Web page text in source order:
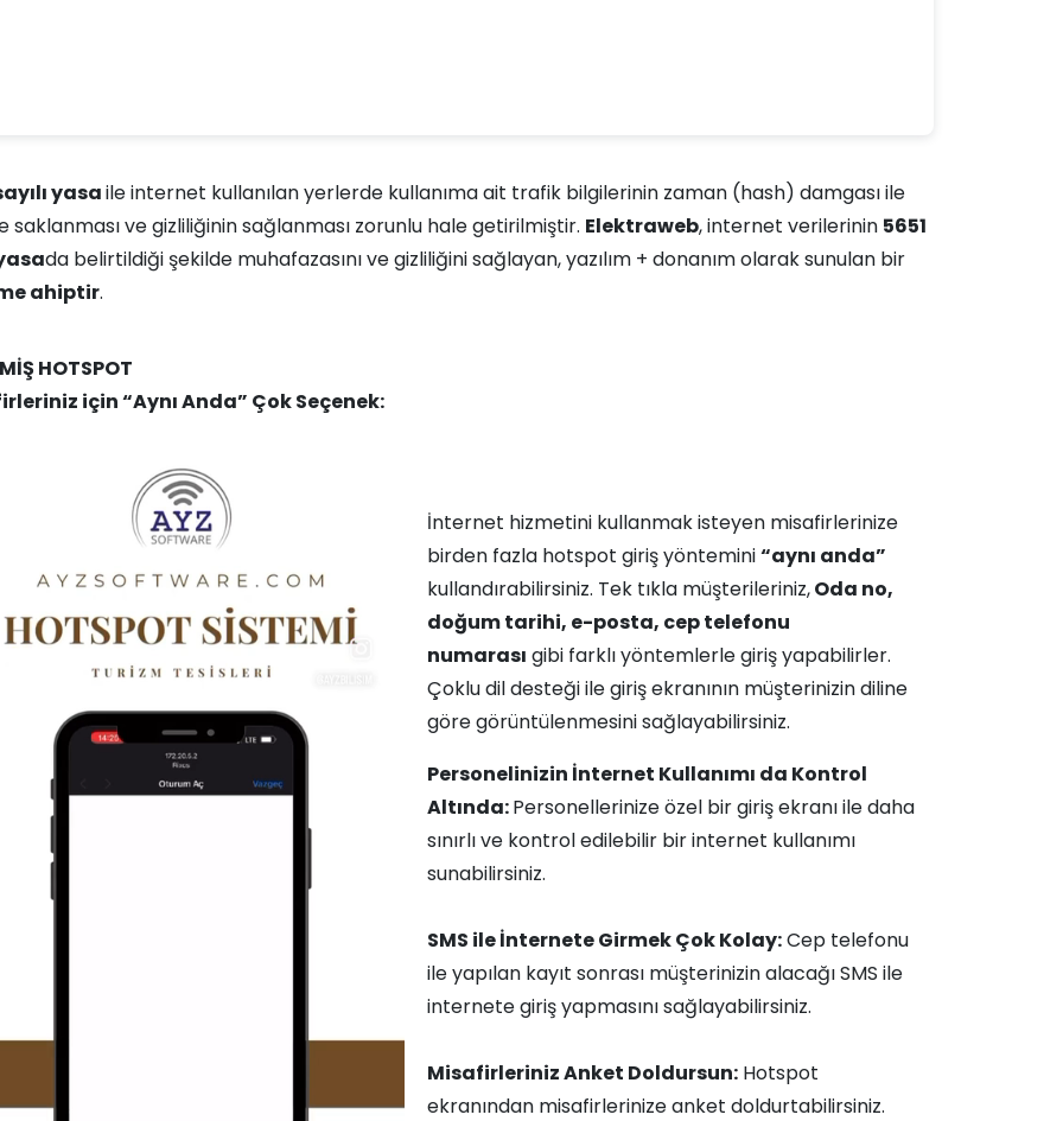
yasaile internet kullanılan yerlerde kullanıma ait trafik bilgilerinin zaman (hash) damgası ile
saklanması ve gizliliğinin sağlanması zorunlu hale getirilmiştir. Elektraweb, internet verilerinin 5651
da belirtildiği şekilde muhafazasını ve gizliliğini sağlayan, yazılım + donanım olarak sunulan bir
ahiptir.
HOTSPOT
için “Aynı Anda” Çok Seçenek:
İnternet hizmetini kullanmak isteyen misafirlerinize
birden fazla hotspot giriş yöntemini“aynı anda”
kullandırabilirsiniz. Tek tıkla müşterileriniz,Oda no,
doğum tarihi, e-posta, cep telefonu
numarası gibi farklı yöntemlerle giriş yapabilirler.
Çoklu dil desteği ile giriş ekranının müşterinizin diline
göre görüntülenmesini sağlayabilirsiniz.
Personelinizin İnternet Kullanımı da Kontrol
Altında:Personellerinize özel bir giriş ekranı ile daha
sınırlı ve kontrol edilebilir bir internet kullanımı
sunabilirsiniz.
SMS ile İnternete Girmek Çok Kolay:Cep telefonu
ile yapılan kayıt sonrası müşterinizin alacağı SMS ile
internete giriş yapmasını sağlayabilirsiniz.
Misafirleriniz Anket Doldursun: Hotspot
ekranından misafirlerinize anket doldurtabilirsiniz.